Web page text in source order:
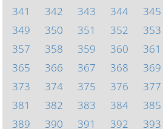
341
342 343 344 345
349
350 351 352 353
357
358 359 360 361
365
366 367 368 369
373
374 375 376 377
381
382 383 384 385
389
390 391 392 393